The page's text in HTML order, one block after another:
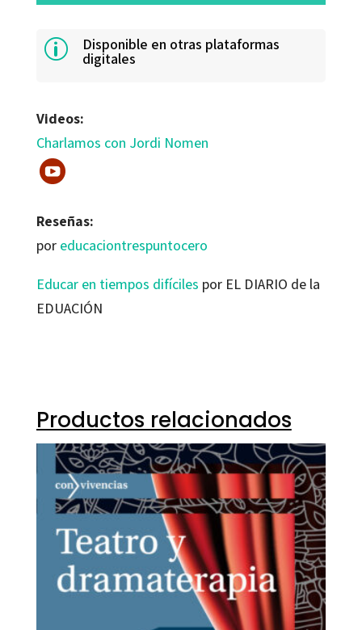
p Disponible en otras plataformas
digitales
Videos:
Charlamos con Jordi Nomen
Reseñas:
por educaciontrespuntocero
Educar en tiempos difíciles por EL DIARIO de la
EDUACIÓN
Productos relacionados